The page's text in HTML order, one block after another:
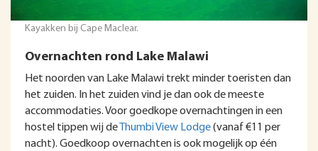
Kayakken bij Cape Maclear.
Overnachten rond Lake Malawi
Het noorden van Lake Malawi trekt minder toeristen dan
het zuiden. In het zuiden vind je dan ook de meeste
accommodaties. Voor goedkope overnachtingen in een
hostel tippen wij de Thumbi View Lodge(vanaf €11 per
nacht). Goedkoop overnachten is ook mogelijk op één